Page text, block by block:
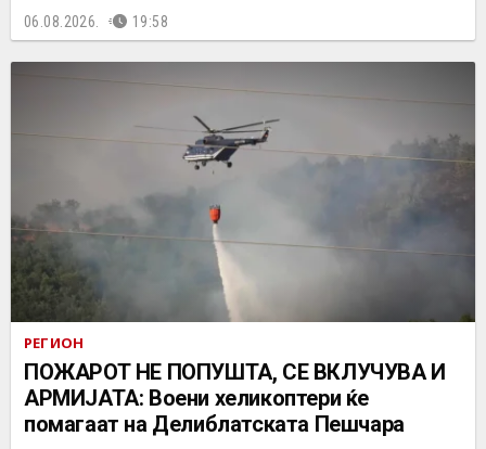
06.08.2026. 19:58
РЕГИОН
ПОЖАРОТ НЕ ПОПУШТА, СЕ ВКЛУЧУВА И
АРМИЈАТА: Воени хеликоптери ќе
помагаат на Делиблатската Пешчара